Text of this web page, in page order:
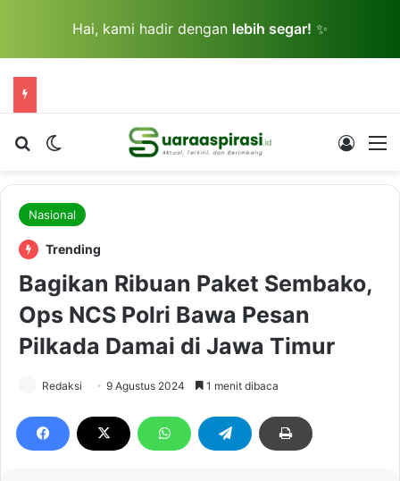
Hai, kami hadir dengan lebih segar! ✨
Cari berita...Switch skin Log In
Nasional
Trending
Bagikan Ribuan Paket Sembako,
Ops NCS Polri Bawa Pesan
Pilkada Damai di Jawa Timur
Redaksi 9 Agustus 2024 1 menit dibaca